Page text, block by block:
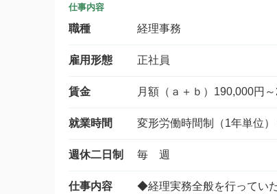
仕事内容
職種 経理事務
雇用形態 正社員
賃金 月額（ａ＋ｂ）190,000円
就業時間 変形労働時間制（1年単位
週休二日制 毎 週
仕事内容
◆経理実務全般を行ってい